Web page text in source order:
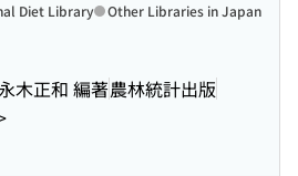
木正和 編著農林統計出版
Diet Library Other Libraries in Japan